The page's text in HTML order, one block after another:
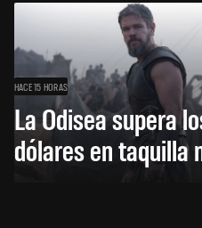
HACE 15 HORAS
La Odisea supera
dólares en taquilla